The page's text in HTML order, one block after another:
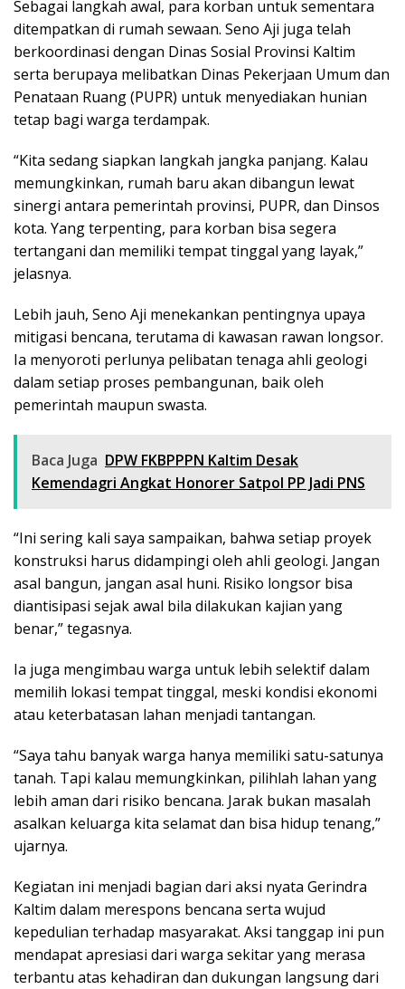
Sebagai langkah awal, para korban untuk sementara
ditempatkan di rumah sewaan. Seno Aji juga telah
berkoordinasi dengan Dinas Sosial Provinsi Kaltim
serta berupaya melibatkan Dinas Pekerjaan Umum dan
Penataan Ruang (PUPR) untuk menyediakan hunian
tetap bagi warga terdampak.
“Kita sedang siapkan langkah jangka panjang. Kalau
memungkinkan, rumah baru akan dibangun lewat
sinergi antara pemerintah provinsi, PUPR, dan Dinsos
kota. Yang terpenting, para korban bisa segera
tertangani dan memiliki tempat tinggal yang layak,”
jelasnya.
Lebih jauh, Seno Aji menekankan pentingnya upaya
mitigasi bencana, terutama di kawasan rawan longsor.
Ia menyoroti perlunya pelibatan tenaga ahli geologi
dalam setiap proses pembangunan, baik oleh
pemerintah maupun swasta.
Baca Juga DPW FKBPPPN Kaltim Desak
Kemendagri Angkat Honorer Satpol PP Jadi PNS
“Ini sering kali saya sampaikan, bahwa setiap proyek
konstruksi harus didampingi oleh ahli geologi. Jangan
asal bangun, jangan asal huni. Risiko longsor bisa
diantisipasi sejak awal bila dilakukan kajian yang
benar,” tegasnya.
Ia juga mengimbau warga untuk lebih selektif dalam
memilih lokasi tempat tinggal, meski kondisi ekonomi
atau keterbatasan lahan menjadi tantangan.
“Saya tahu banyak warga hanya memiliki satu-satunya
tanah. Tapi kalau memungkinkan, pilihlah lahan yang
lebih aman dari risiko bencana. Jarak bukan masalah
asalkan keluarga kita selamat dan bisa hidup tenang,”
ujarnya.
Kegiatan ini menjadi bagian dari aksi nyata Gerindra
Kaltim dalam merespons bencana serta wujud
kepedulian terhadap masyarakat. Aksi tanggap ini pun
mendapat apresiasi dari warga sekitar yang merasa
terbantu atas kehadiran dan dukungan langsung dari